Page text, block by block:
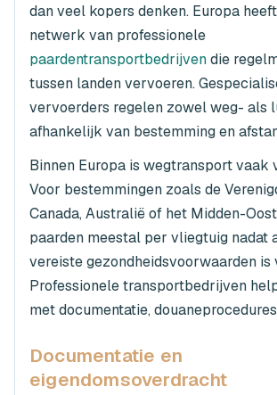
dan veel kopers denken. Europa
netwerk van professionele
paardentransportbedrijvendie
tussen landen vervoeren.
vervoerders regelen zowel weg- als
afhankelijk van bestemming en
Binnen Europa is wegtransport vaak
Voor bestemmingen zoals de
Canada, Australië of het Midden-
paarden meestal per vliegtuig nadat
vereiste gezondheidsvoorwaarden is
Professionele transportbedrijven
met documentatie,
Documentatie en
eigendomsoverdracht